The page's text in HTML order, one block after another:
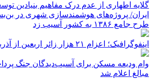
گلایه اطهاری از عدم درک مفاهیم بنیادین
ایران/ پروژه‌های هوشمندسازی شهری در
طرح جامع ۱۳۸۶ به کشور آسیب زد
اینفوگرافیک؛ اعزام ۲۱ هزار زائر اربعین از آذربایجان‌شرقی
وام ودیعه مسکن برای آسیب‌دیدگان جنگ
مبالغ اعلام شد